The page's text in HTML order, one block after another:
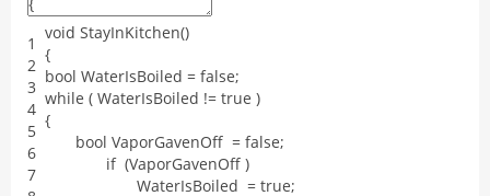
1
2
3
4
5
6
7
void StayInKitchen()
{
bool WaterIsBoiled = false;
while ( WaterIsBoiled != true )
{
bool VaporGavenOff = false;
if (VaporGavenOff )
WaterIsBoiled = true;